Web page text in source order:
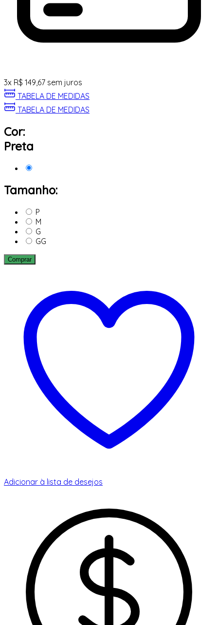
3x R$ 149,67 sem juros
TABELA DE MEDIDAS
TABELA DE MEDIDAS
Cor:
Preta
Tamanho:
P
M
G
GG
Comprar
Adicionar à lista de desejos